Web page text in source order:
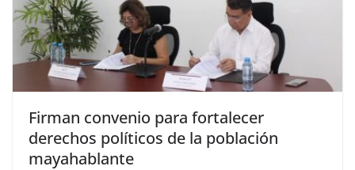
Firman convenio para fortalecer
derechos políticos de la población
mayahablante